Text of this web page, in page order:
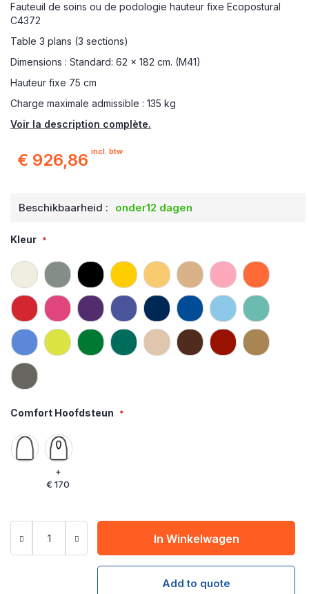
Fauteuil de soins ou de podologie hauteur fixe Ecopostural
C4372
Table 3 plans (3 sections)
Dimensions : Standard: 62 x 182 cm. (M41)
Hauteur fixe 75 cm
Charge maximale admissible : 135 kg
Voir la description complète.
€ 926,86 incl. btw
Beschikbaarheid : onder12 dagen
Kleur
Comfort Hoofdsteun
+
€ 170
In Winkelwagen
Add to quote